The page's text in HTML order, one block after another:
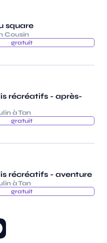
square
Cousin
gratuit
récréatifs - après-
à Tan
gratuit
récréatifs - aventure
à Tan
gratuit